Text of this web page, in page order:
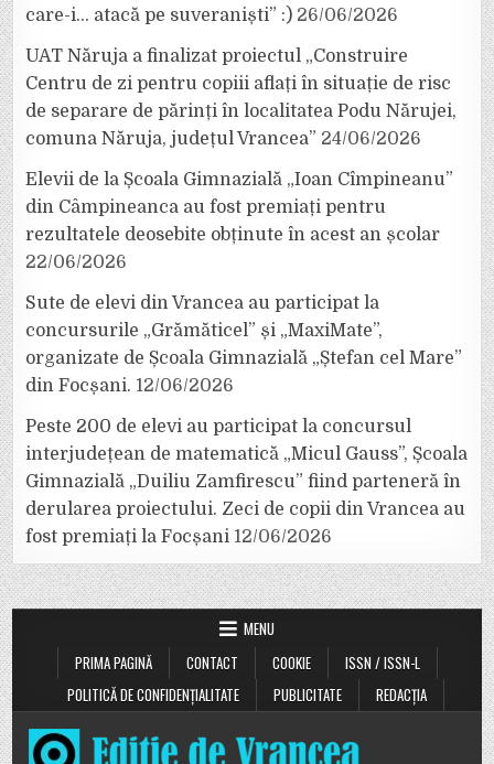
care-i… atacă pe suveraniști” :) 26/06/2026
UAT Năruja a finalizat proiectul „Construire
Centru de zi pentru copiii aflați în situație de risc
de separare de părinți în localitatea Podu Nărujei,
comuna Năruja, județul Vrancea” 24/06/2026
Elevii de la Școala Gimnazială „Ioan Cîmpineanu”
din Câmpineanca au fost premiați pentru
rezultatele deosebite obținute în acest an școlar
22/06/2026
Sute de elevi din Vrancea au participat la
concursurile „Grămăticel” și „MaxiMate”,
organizate de Școala Gimnazială „Ștefan cel Mare”
din Focșani. 12/06/2026
Peste 200 de elevi au participat la concursul
interjudețean de matematică „Micul Gauss”, Școala
Gimnazială „Duiliu Zamfirescu” fiind parteneră în
derularea proiectului. Zeci de copii din Vrancea au
fost premiați la Focșani 12/06/2026
MENU
PRIMA PAGINĂ
CONTACT COOKIE
ISSN / ISSN-L
POLITICĂ DE CONFIDENȚIALITATE
PUBLICITATE REDACȚIA